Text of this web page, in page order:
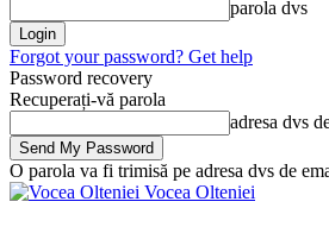
parola dvs
Forgot your password? Get help
Password recovery
Recuperați-vă parola
adresa dvs
O parola va fi trimisă pe adresa dvs de
Vocea Olteniei